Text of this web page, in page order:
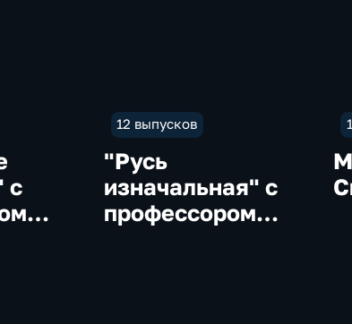
с
12 выпусков
"Русь
изначальная" с
профессором